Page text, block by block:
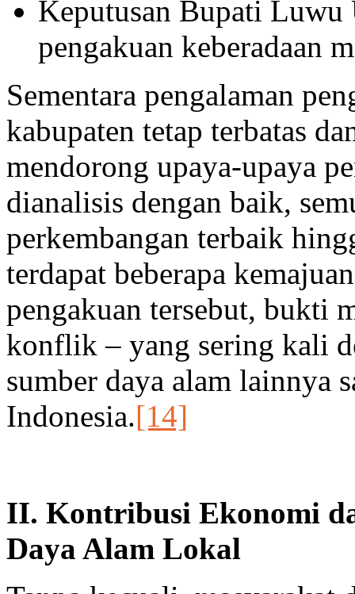
Keputusan Bupati Luwu
pengakuan keberadaan
Sementara pengalaman
kabupaten tetap terbatas
mendorong upaya-upaya
dianalisis dengan baik,
perkembangan terbaik
terdapat beberapa
pengakuan tersebut, bukti
konflik – yang sering kali
sumber daya alam lainnya
Indonesia.[14]
II. Kontribusi Ekonomi
Daya Alam Lokal